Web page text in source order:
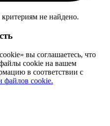
не найдено.
вы соглашаетесь, что
cookie на вашем
в соответствии с
файлов cookie.